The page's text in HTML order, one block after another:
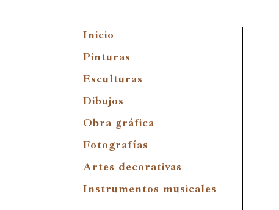
Inicio
Pinturas
Esculturas
Dibujos
Obra gráfica
Fotografías
Artes decorativas
Instrumentos musicales